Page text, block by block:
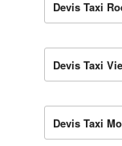
Devis Taxi
Devis Taxi
Devis Taxi